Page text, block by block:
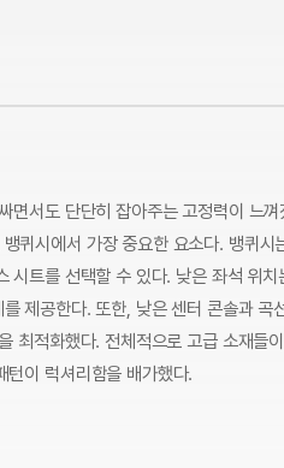
면서도 단단히 잡아주는 고정력이 느
퀴시에서 가장 중요한 요소다. 뱅퀴시
시트를 선택할 수 있다. 낮은 좌석 위치
제공한다. 또한, 낮은 센터 콘솔과 곡
최적화했다. 전체적으로 고급 소재들
턴이 럭셔리함을 배가했다.